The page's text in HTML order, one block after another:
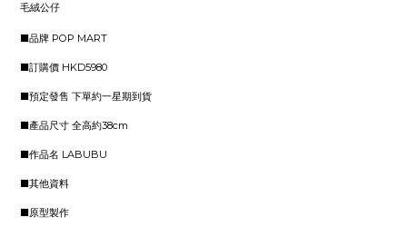
毛絨公仔
■品牌 POP MART
■訂購價 HKD5980
■預定發售 下單約一星期到貨
■產品尺寸 全高約38cm
■作品名 LABUBU
■其他資料
■原型製作